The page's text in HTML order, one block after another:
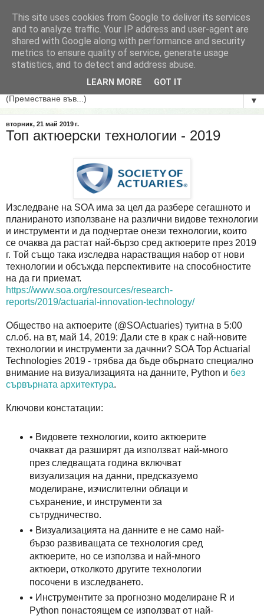
БГ актЮер
Колекция от теми свързани актюерската професия,
застраховането и осигуряването в България.
▼
вторник, 21 май 2019 г.
Топ актюерски технологии - 2019
Изследване на SOA има за цел да разбере сегашното и
планираното използване на различни видове технологии
и инструменти и да подчертае онези технологии, които
се очаква да растат най-бързо сред актюерите през 2019
г. Той също така изследва нарастващия набор от нови
технологии и обсъжда перспективите на способностите
на да ги приемат.
https://www.soa.org/resources/research-
reports/2019/actuarial-innovation-technology/
Общество на актюерите (@SOActuaries) туитна в 5:00
сл.об. на вт, май 14, 2019: Дали сте в крак с най-новите
технологии и инструменти за дачнни? SOA Top Actuarial
Technologies 2019 - трябва да бъде обърнато специално
внимание на визуализацията на данните, Python и без
сървърната архитектура.
Ключови констатации:
• Видовете технологии, които актюерите
очакват да разширят да използват най-много
през следващата година включват
визуализация на данни, предсказуемо
моделиране, изчислителни облаци и
съхранение, и инструменти за
сътрудничество.
• Визуализацията на данните е не само най-
бързо развиващата се технология сред
актюерите, но се използва и най-много
актюери, отколкото другите технологии
посочени в изследването.
• Инструментите за прогнозно моделиране R и
Python понастоящем се използват от най-
This site uses cookies from Google to deliver its services
and to analyze traffic. Your IP address and user-agent are
shared with Google along with performance and security
metrics to ensure quality of service, generate usage
statistics, and to detect and address abuse.
LEARN MORE GOT IT